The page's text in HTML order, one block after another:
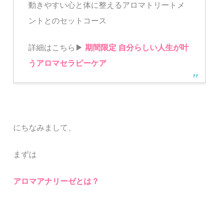
動きやすい心と体に整えるアロマトリートメ
ントとのセットコース
詳細はこちら▶︎期間限定 自分らしい人生が叶
うアロマセラピーケア
にちなみまして、
まずは
アロマアナリーゼとは？